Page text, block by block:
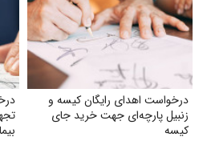
درخواست اهدای رایگان کیسه و
زنبیل پارچه‌ای جهت خرید جای
کیسه‌